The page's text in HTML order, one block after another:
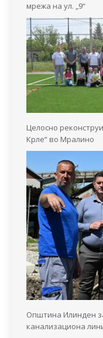
мрежа на ул. „9“
Целосно
Крле“ во Мралино
Општина Илинден
канализациона